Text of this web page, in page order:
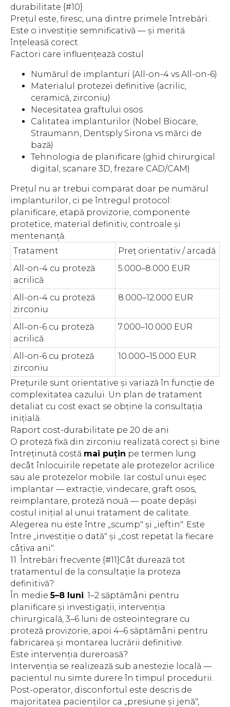
durabilitate {#10}
Prețul este, firesc, una dintre primele întrebări.
Este o investiție semnificativă — și merită
înțeleasă corect.
Factori care influențează costul
Numărul de implanturi (All-on-4 vs All-on-6)
Materialul protezei definitive (acrilic,
ceramică, zirconiu)
Necesitatea graftului osos
Calitatea implanturilor (Nobel Biocare,
Straumann, Dentsply Sirona vs mărci de
bază)
Tehnologia de planificare (ghid chirurgical
digital, scanare 3D, frezare CAD/CAM)
Prețul nu ar trebui comparat doar pe numărul
implanturilor, ci pe întregul protocol:
planificare, etapă provizorie, componente
protetice, material definitiv, controale și
mentenanță.
Tratament
Preț orientativ / arcadă
All-on-4 cu proteză
acrilică
5.000–8.000 EUR
All-on-4 cu proteză
zirconiu
8.000–12.000 EUR
All-on-6 cu proteză
acrilică
7.000–10.000 EUR
All-on-6 cu proteză
zirconiu
10.000–15.000 EUR
Prețurile sunt orientative și variază în funcție de
complexitatea cazului. Un plan de tratament
detaliat cu cost exact se obține la consultația
inițială.
Raport cost-durabilitate pe 20 de ani
O proteză fixă din zirconiu realizată corect și bine
întreținută costă mai puțin pe termen lung
decât înlocuirile repetate ale protezelor acrilice
sau ale protezelor mobile. Iar costul unui eșec
implantar — extracție, vindecare, graft osos,
reimplantare, proteză nouă — poate depăși
costul inițial al unui tratament de calitate.
Alegerea nu este între „scump" și „ieftin". Este
între „investiție o dată" și „cost repetat la fiecare
câțiva ani".
11. Întrebări frecvente {#11}Cât durează tot
tratamentul de la consultație la proteza
definitivă?
În medie5–8 luni: 1–2 săptămâni pentru
planificare și investigații, intervenția
chirurgicală, 3–6 luni de osteointegrare cu
proteză provizorie, apoi 4–6 săptămâni pentru
fabricarea și montarea lucrării definitive.
Este intervenția dureroasă?
Intervenția se realizează sub anestezie locală —
pacientul nu simte durere în timpul procedurii.
Post-operator, disconfortul este descris de
majoritatea pacienților ca „presiune și jenă",